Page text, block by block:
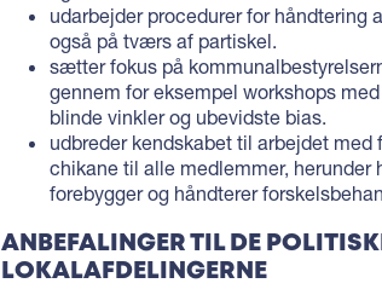
udarbejder procedurer for håndtering
også på tværs af partiskel.
sætter fokus på
gennem for eksempel workshops
blinde vinkler og ubevidste bias.
udbreder kendskabet til arbejdet
chikane til alle medlemmer, herunder
forebygger og håndterer
ANBEFALINGER TIL DE
LOKALAFDELINGERNE